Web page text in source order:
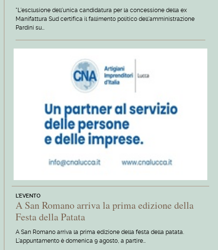
"L'esclusione dell'unica candidatura per la concessione della ex
Manifattura Sud certifica il fallimento politico dell'amministrazione
Pardini su…
L'EVENTO
A San Romano arriva la prima edizione della
Festa della Patata
A San Romano arriva la prima edizione della festa della patata.
L'appuntamento è domenica 9 agosto, a partire…